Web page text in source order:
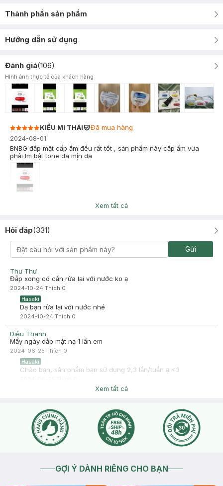
Thành phần sản phẩm
Hướng dẫn sử dụng
Đánh giá(106)
Hình ảnh thực tế của khách hàng
KIỀU MI THÁI
Đã mua hàng
2024-08-01
BNBG đắp mặt cấp ẩm đều rất tốt , sản phẩm này cấp ẩm vừa
phải lm bật tone da mịn da
Đã mua hàng
Xem tất cả
Hỏi đáp(331)
Gửi
Thư Thư
Đắp xong có cần rửa lại với nước ko ạ
2024-10-24 Thích 0
Hasaki
Dạ bạn rửa lại với nước nhé
2024-10-24 Thích 0
Diệu Thanh
Mấy ngày dắp mặt nạ 1 lần em
2024-06-25 Thích 0
Hasaki
Chào bạn, sản phẩm bạn sử dụng 2,3 lần/tuần ạ <3
Xem tất cả
GỢI Ý DÀNH RIÊNG CHO BẠN